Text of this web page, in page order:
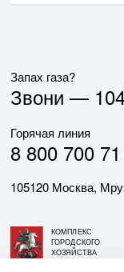
Запах газа?
Звони —
Горячая линия
8 800 700
105120 Москва,
КОМПЛЕКС
ГОРОДСКОГО
ХОЗЯЙСТВА